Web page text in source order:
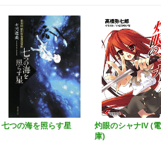
七つの海を照らす星
灼眼のシャナIV (
庫)